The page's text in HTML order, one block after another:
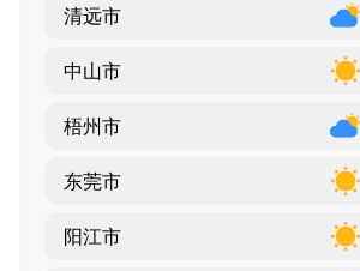
清远市
中山市
梧州市
东莞市
阳江市